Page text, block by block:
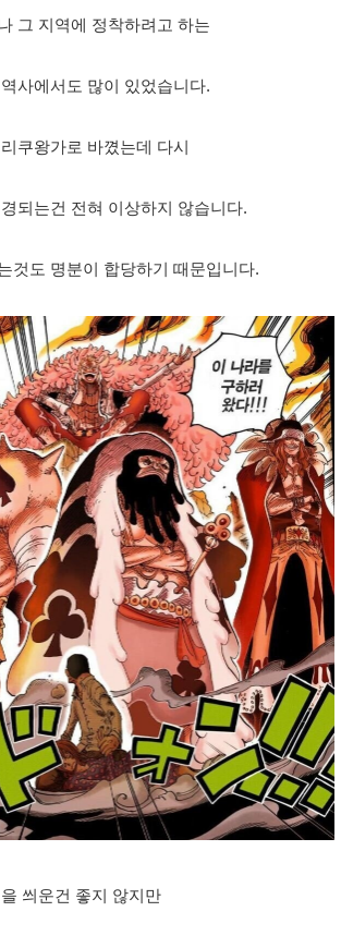
그 지역에 정착하려고 하는
사에서도 많이 있었습니다.
쿠왕가로 바꼈는데 다시
되는건 전혀 이상하지 않습니다.
것도 명분이 합당하기 때문입니다.
씌운건 좋지 않지만